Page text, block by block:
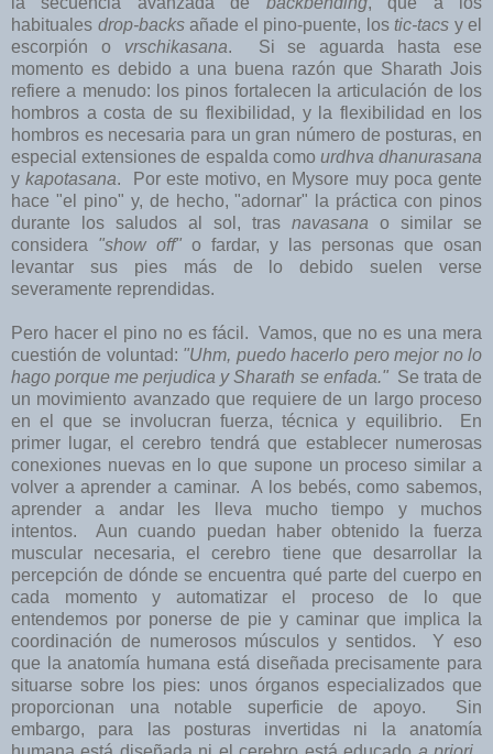
habituales drop-backsañade el pino-puente, los tic-tacs y el
escorpión o vrschikasana. Si se aguarda hasta ese
momento es debido a una buena razón que Sharath Jois
refiere a menudo: los pinos fortalecen la articulación de los
hombros a costa de su flexibilidad, y la flexibilidad en los
hombros es necesaria para un gran número de posturas, en
especial extensiones de espalda como urdhva dhanurasana
ykapotasana. Por este motivo, en Mysore muy poca gente
hace "el pino" y, de hecho, "adornar" la práctica con pinos
durante los saludos al sol, tras navasana o similar se
considera "show off" o fardar, y las personas que osan
levantar sus pies más de lo debido suelen verse
severamente reprendidas.
Pero hacer el pino no es fácil. Vamos, que no es una mera
cuestión de voluntad: "Uhm, puedo hacerlo pero mejor no lo
hago porque me perjudica y Sharath se enfada."Se trata de
un movimiento avanzado que requiere de un largo proceso
en el que se involucran fuerza, técnica y equilibrio. En
primer lugar, el cerebro tendrá que establecer numerosas
conexiones nuevas en lo que supone un proceso similar a
volver a aprender a caminar. A los bebés, como sabemos,
aprender a andar les lleva mucho tiempo y muchos
intentos. Aun cuando puedan haber obtenido la fuerza
muscular necesaria, el cerebro tiene que desarrollar la
percepción de dónde se encuentra qué parte del cuerpo en
cada momento y automatizar el proceso de lo que
entendemos por ponerse de pie y caminar que implica la
coordinación de numerosos músculos y sentidos. Y eso
que la anatomía humana está diseñada precisamente para
situarse sobre los pies: unos órganos especializados que
proporcionan una notable superficie de apoyo. Sin
embargo, para las posturas invertidas ni la anatomía